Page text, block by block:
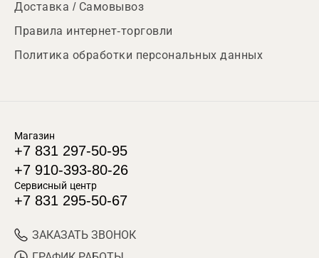
Доставка / Самовывоз
Правила интернет-торговли
Политика обработки персональных данных
Магазин
+7 831 297-50-95
+7 910-393-80-26
Сервисный центр
+7 831 295-50-67
ЗАКАЗАТЬ ЗВОНОК